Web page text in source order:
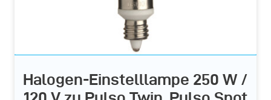
Halogen-Einstelllampe 250 W /